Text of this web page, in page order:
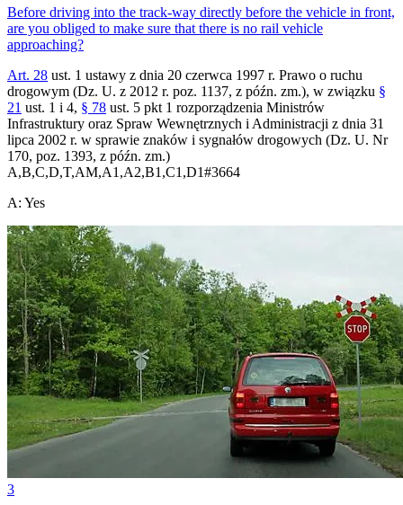
Before driving into the track-way directly before the vehicle in front,
are you obliged to make sure that there is no rail vehicle
approaching?
Art. 28 ust. 1 ustawy z dnia 20 czerwca 1997 r. Prawo o ruchu
drogowym (Dz. U. z 2012 r. poz. 1137, z późn. zm.), w związku §
21 ust. 1 i 4, § 78 ust. 5 pkt 1 rozporządzenia Ministrów
Infrastruktury oraz Spraw Wewnętrznych i Administracji z dnia 31
lipca 2002 r. w sprawie znaków i sygnałów drogowych (Dz. U. Nr
170, poz. 1393, z późn. zm.)
A,B,C,D,T,AM,A1,A2,B1,C1,D1#3664
A: Yes
3